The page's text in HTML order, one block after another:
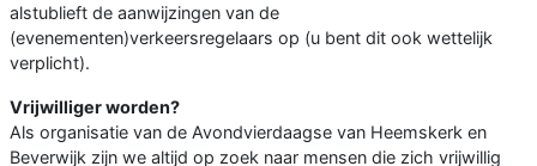
alstublieft de aanwijzingen van de
(evenementen)verkeersregelaars op (u bent dit ook wettelijk
verplicht).
Vrijwilliger worden?
Als organisatie van de Avondvierdaagse van Heemskerk en
Beverwijk zijn we altijd op zoek naar mensen die zich vrijwillig